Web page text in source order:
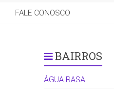
FALE CONOSCO
BAIRROS
ÁGUA RASA